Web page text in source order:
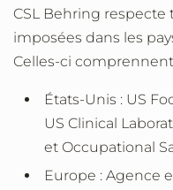
CSL Behring respecte
imposées dans les
Celles-ci
États-Unis : US
US Clinical
et Occupational
Europe : Agence